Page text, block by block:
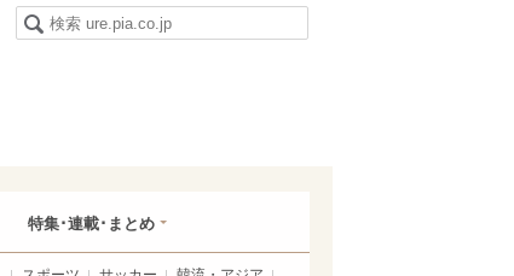
特集･連載･まとめ